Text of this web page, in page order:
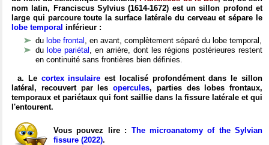
nom latin, Franciscus Sylvius (1614-1672) est un sillon profond et
large qui parcoure toute la surface latérale du cerveau et sépare le
lobe temporal inférieur :
du lobe frontal , en avant, complètement séparé du lobe temporal,
du lobe pariétal , en arrière, dont les régions postérieures restent
en continuité sans frontières bien définies.
a. Le cortex insulaire est localisé profondément dans le sillon
latéral, recouvert par les opercules, parties des lobes frontaux,
temporaux et pariétaux qui font saillie dans la fissure latérale et qui
l'entourent.
Vous pouvez lire : The microanatomy of the Sylvian
fissure (2022).